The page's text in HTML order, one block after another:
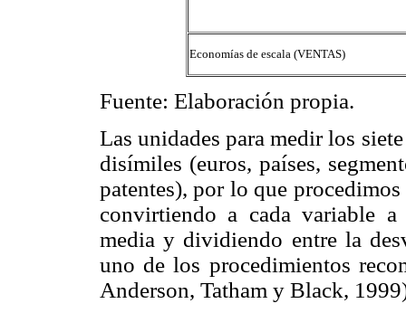
Economías de escala (VENTAS)
Fuente: Elaboración propia.
Las unidades para medir los
disímiles (euros, países,
patentes), por lo que
convirtiendo a cada variable a
media y dividiendo entre la
uno de los procedimientos
Anderson, Tatham y Black,